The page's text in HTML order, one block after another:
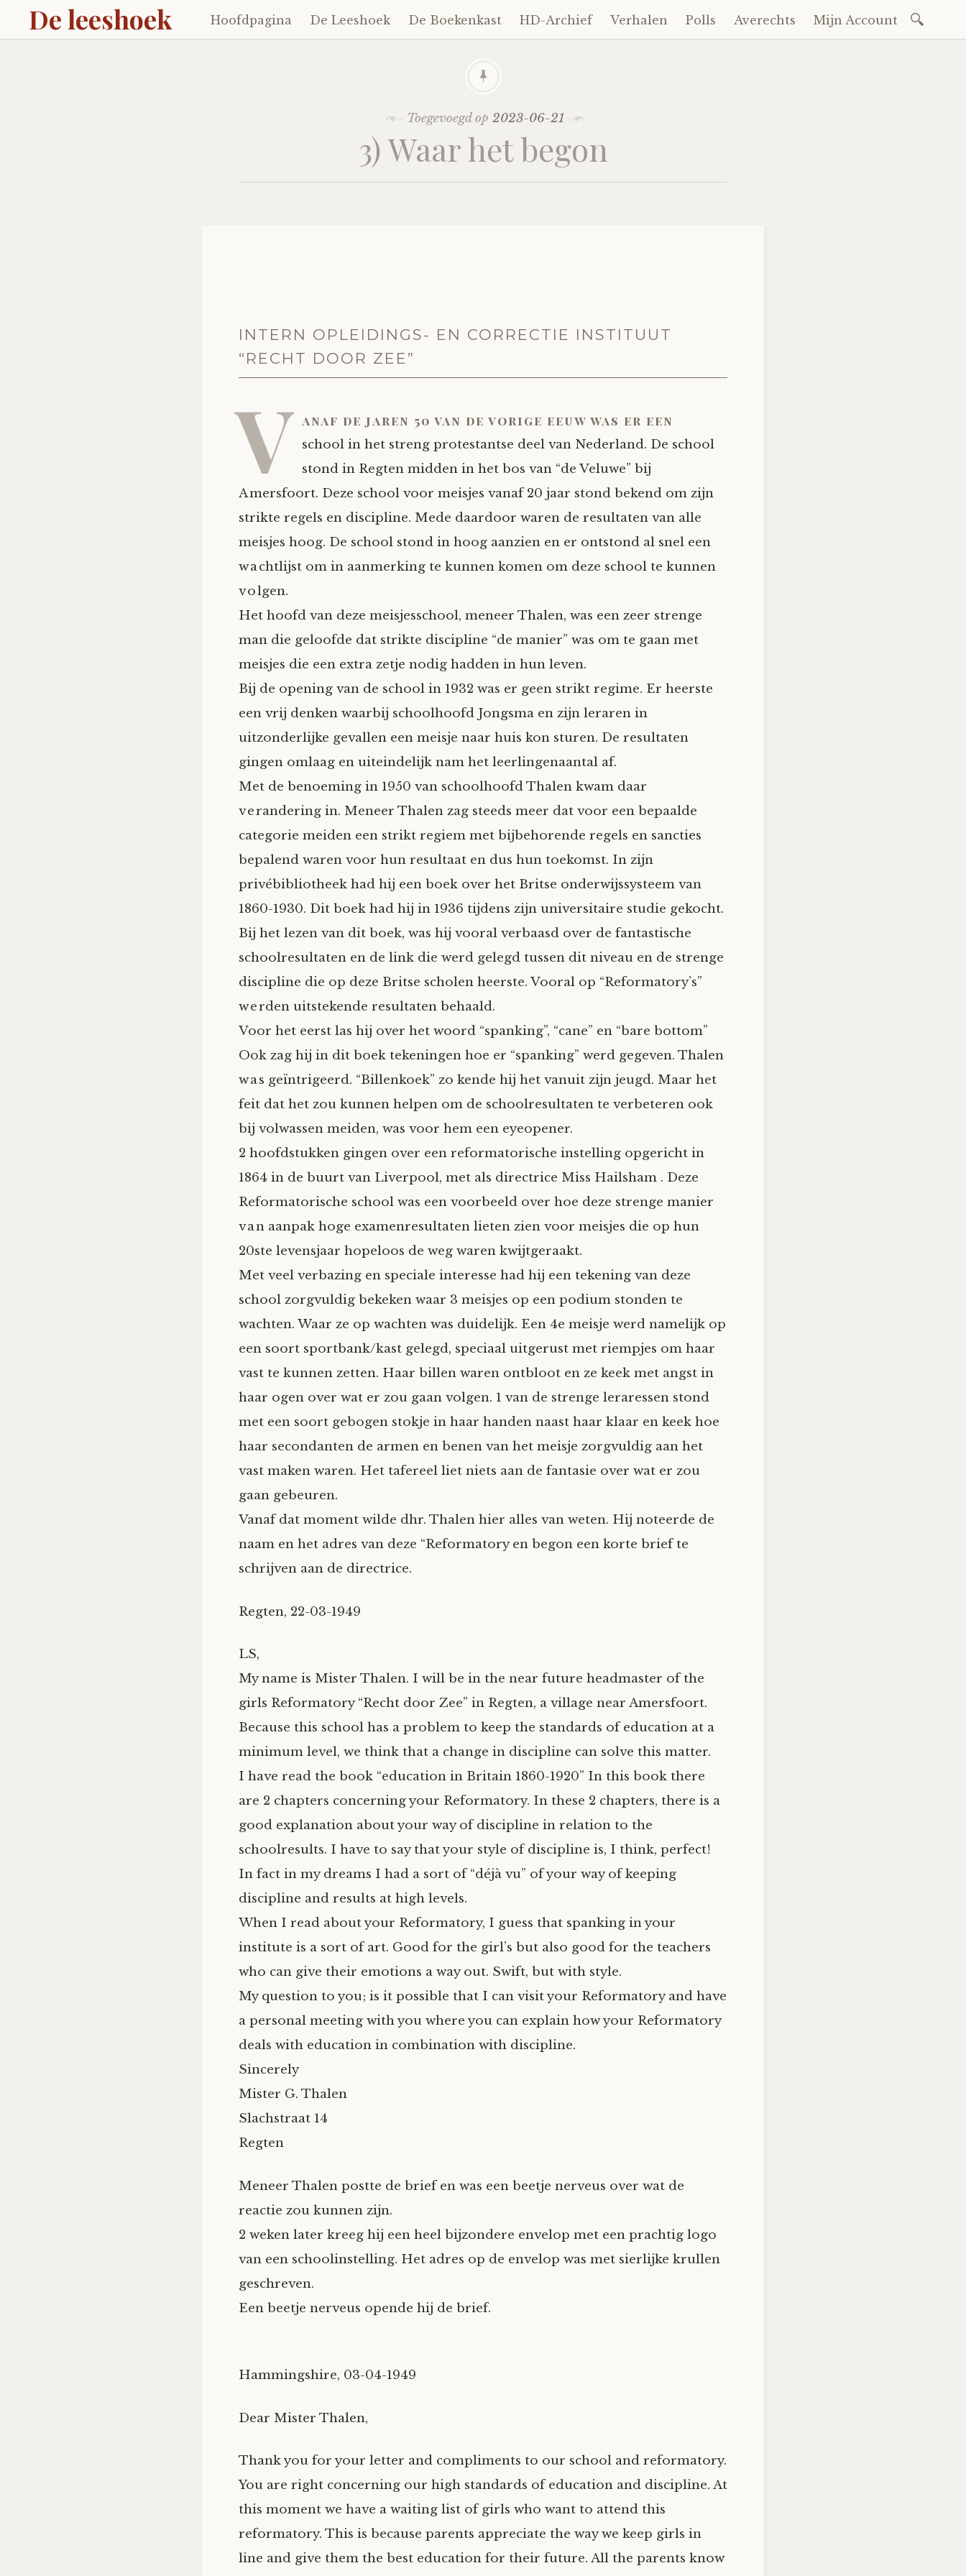
De leeshoek
Skip
to
Hoofdpagina De Leeshoek De Boekenkast HD-Archief Verhalen Polls Averechts Mijn Account
Toegevoegd op 2023-06-21
3) Waar het begon
INTERN OPLEIDINGS- EN CORRECTIE INSTITUUT
“RECHT DOOR ZEE”
V anaf de jaren 50 van de vorige eeuw was er een
school in het streng protestantse deel van Nederland. De school
stond in Regten midden in het bos van “de Veluwe” bij
Amersfoort. Deze school voor meisjes vanaf 20 jaar stond bekend om zijn
strikte regels en discipline. Mede daardoor waren de resultaten van alle
meisjes hoog. De school stond in hoog aanzien en er ontstond al snel een
wachtlijst om in aanmerking te kunnen komen om deze school te kunnen
volgen.
Het hoofd van deze meisjesschool, meneer Thalen, was een zeer strenge
man die geloofde dat strikte discipline “de manier” was om te gaan met
meisjes die een extra zetje nodig hadden in hun leven.
Bij de opening van de school in 1932 was er geen strikt regime. Er heerste
een vrij denken waarbij schoolhoofd Jongsma en zijn leraren in
uitzonderlijke gevallen een meisje naar huis kon sturen. De resultaten
gingen omlaag en uiteindelijk nam het leerlingenaantal af.
Met de benoeming in 1950 van schoolhoofd Thalen kwam daar
verandering in. Meneer Thalen zag steeds meer dat voor een bepaalde
categorie meiden een strikt regiem met bijbehorende regels en sancties
bepalend waren voor hun resultaat en dus hun toekomst. In zijn
privébibliotheek had hij een boek over het Britse onderwijssysteem van
1860-1930. Dit boek had hij in 1936 tijdens zijn universitaire studie gekocht.
Bij het lezen van dit boek, was hij vooral verbaasd over de fantastische
schoolresultaten en de link die werd gelegd tussen dit niveau en de strenge
discipline die op deze Britse scholen heerste. Vooral op “Reformatory’s”
werden uitstekende resultaten behaald.
Voor het eerst las hij over het woord “spanking”, “cane” en “bare bottom”
Ook zag hij in dit boek tekeningen hoe er “spanking” werd gegeven. Thalen
was geïntrigeerd. “Billenkoek” zo kende hij het vanuit zijn jeugd. Maar het
feit dat het zou kunnen helpen om de schoolresultaten te verbeteren ook
bij volwassen meiden, was voor hem een eyeopener.
2 hoofdstukken gingen over een reformatorische instelling opgericht in
1864 in de buurt van Liverpool, met als directrice Miss Hailsham . Deze
Reformatorische school was een voorbeeld over hoe deze strenge manier
van aanpak hoge examenresultaten lieten zien voor meisjes die op hun
20ste levensjaar hopeloos de weg waren kwijtgeraakt.
Met veel verbazing en speciale interesse had hij een tekening van deze
school zorgvuldig bekeken waar 3 meisjes op een podium stonden te
wachten. Waar ze op wachten was duidelijk. Een 4e meisje werd namelijk op
een soort sportbank/kast gelegd, speciaal uitgerust met riempjes om haar
vast te kunnen zetten. Haar billen waren ontbloot en ze keek met angst in
haar ogen over wat er zou gaan volgen. 1 van de strenge leraressen stond
met een soort gebogen stokje in haar handen naast haar klaar en keek hoe
haar secondanten de armen en benen van het meisje zorgvuldig aan het
vast maken waren. Het tafereel liet niets aan de fantasie over wat er zou
gaan gebeuren.
Vanaf dat moment wilde dhr. Thalen hier alles van weten. Hij noteerde de
naam en het adres van deze “Reformatory en begon een korte brief te
schrijven aan de directrice.
Regten, 22-03-1949
LS,
My name is Mister Thalen. I will be in the near future headmaster of the
girls Reformatory “Recht door Zee” in Regten, a village near Amersfoort.
Because this school has a problem to keep the standards of education at a
minimum level, we think that a change in discipline can solve this matter.
I have read the book “education in Britain 1860-1920” In this book there
are 2 chapters concerning your Reformatory. In these 2 chapters, there is a
good explanation about your way of discipline in relation to the
schoolresults. I have to say that your style of discipline is, I think, perfect!
In fact in my dreams I had a sort of “déjà vu” of your way of keeping
discipline and results at high levels.
When I read about your Reformatory, I guess that spanking in your
institute is a sort of art. Good for the girl’s but also good for the teachers
who can give their emotions a way out. Swift, but with style.
My question to you; is it possible that I can visit your Reformatory and have
a personal meeting with you where you can explain how your Reformatory
deals with education in combination with discipline.
Sincerely
Mister G. Thalen
Slachstraat 14
Regten
Meneer Thalen postte de brief en was een beetje nerveus over wat de
reactie zou kunnen zijn.
2 weken later kreeg hij een heel bijzondere envelop met een prachtig logo
van een schoolinstelling. Het adres op de envelop was met sierlijke krullen
geschreven.
Een beetje nerveus opende hij de brief.
Hammingshire, 03-04-1949
Dear Mister Thalen,
Thank you for your letter and compliments to our school and reformatory.
You are right concerning our high standards of education and discipline. At
this moment we have a waiting list of girls who want to attend this
reformatory. This is because parents appreciate the way we keep girls in
line and give them the best education for their future. All the parents know